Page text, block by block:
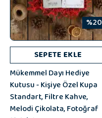
%20
SEPETE EKLE
Mükemmel Dayı Hediye
Kutusu - Kişiye Özel Kupa
Standart, Filtre Kahve,
Melodi Çikolata, Fotoğraf